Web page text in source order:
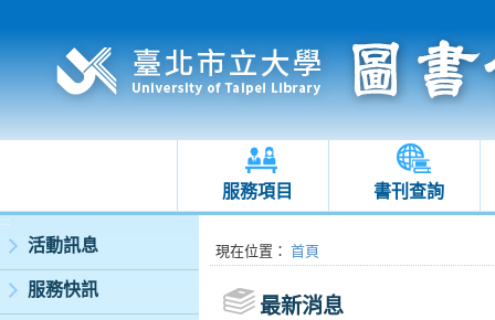
服務項目 書刊查詢
:::
活動訊息
服務快訊
:::現在位置 ： 首頁
最新消息